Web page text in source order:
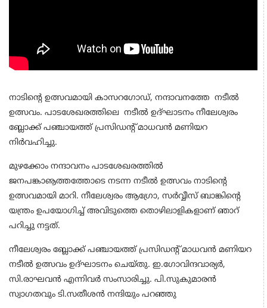
നാടിന്റെ ഉത്സവമായി കാസറഗോഡ്, നന്ദാവനത്തേ നടീല്‍
ഉത്സവം. പാടശേഖരത്തിലെ നടീൽ ഉദ്ഘാടനം നീലേശ്വരം
ബ്ലോക്ക് പഞ്ചായത്ത് പ്രസിഡന്റ് മാധവന്‍ മണിയറ
നിർവഹിച്ചു.
മുഴക്കോം നന്ദാവനം പാടശേഖരത്തില്‍
ജനപങ്കാൡത്തത്തോടെ നടന്ന നടീല്‍ ഉത്സവം നാടിന്റെ
ഉത്സവമായി മാറി. നീലേശ്വരം ആഗ്രോ, സര്‍വ്വീസ് ബാങ്കിന്റെ
യന്ത്രം ഉപയോഗിച്ച് അവിടുത്തെ തൊഴിലാളികളാണ് ഞാറ്
പറിച്ചു നട്ടത്.
നീലേശ്വരം ബ്ലോക്ക് പഞ്ചായത്ത് പ്രസിഡന്റ് മാധവന്‍ മണിയറ
നടീല്‍ ഉത്സവം ഉദ്ഘാടനം ചെയ്തു. ഇ.ഗോവിന്ദവാര്യര്‍,
സി.രാഘവന്‍ എന്നിവര്‍ സംസാരിച്ചു. പി.സുകുമാരന്‍
സ്വാഗതവും ടി.സതീശന്‍ നന്ദിയും പറഞ്ഞു